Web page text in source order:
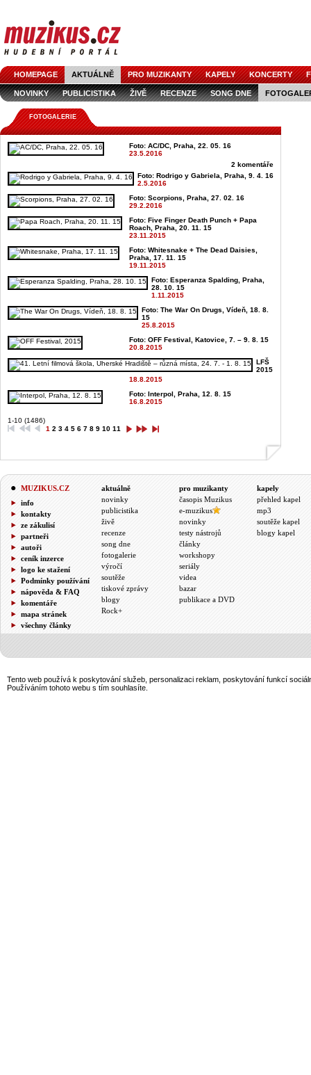
HOMEPAGE AKTUÁLNĚ PRO MUZIKANTY KAPELY KONCERTY
NOVINKY PUBLICISTIKA ŽIVĚ RECENZE SONG DNE
FOTOGALERIE
Foto: AC/DC, Praha, 22. 05. 16
23.5.2016
2 komentáře
Foto: Rodrigo y Gabriela, Praha, 9. 4. 16
2.5.2016
Foto: Scorpions, Praha, 27. 02. 16
29.2.2016
Foto: Five Finger Death Punch + Papa
Roach, Praha, 20. 11. 15
23.11.2015
Foto: Whitesnake + The Dead Daisies,
Praha, 17. 11. 15
19.11.2015
Foto: Esperanza Spalding, Praha,
28. 10. 15
1.11.2015
Foto: The War On Drugs, Vídeň, 18. 8.
15
25.8.2015
Foto: OFF Festival, Katovice, 7. – 9. 8. 15
20.8.2015
LFŠ
2015
18.8.2015
Foto: Interpol, Praha, 12. 8. 15
16.8.2015
1-10 (1486)
1 2 3 4 5 6 7 8 9 10 11
MUZIKUS.CZ
info
kontakty
ze zákulisí
partneři
autoři
ceník inzerce
logo ke stažení
Podmínky používání
nápověda & FAQ
komentáře
mapa stránek
všechny články
aktuálně
novinky
publicistika
živě
recenze
song dne
fotogalerie
výročí
soutěže
tiskové zprávy
blogy
Rock+
pro muzikanty
časopis Muzikus
e-muzikus
novinky
testy nástrojů
články
workshopy
seriály
videa
bazar
publikace a DVD
kapely
přehled kapel
mp3
soutěže kapel
blogy kapel
Tento web používá k poskytování služeb, personalizaci reklam, poskytování funkcí
Používáním tohoto webu s tím souhlasíte.